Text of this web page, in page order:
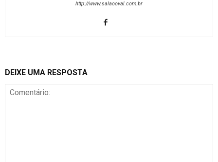
http://www.salaooval.com.br
DEIXE UMA RESPOSTA